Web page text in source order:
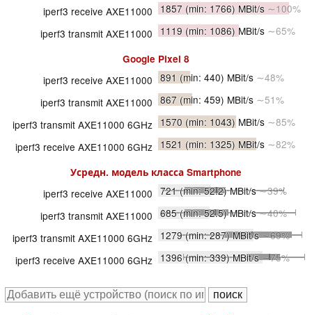
iperf3 receive AXE11000 1857 (min: 1766) MBit/s ∼100%
iperf3 transmit AXE11000
1119 (min: 1086) MBit/s ∼65%
Google Pixel 8
iperf3 receive AXE11000 891 (min: 440) MBit/s ∼48%
iperf3 transmit AXE11000 867 (min: 459) MBit/s ∼51%
iperf3 transmit AXE11000 6GHz
1570 (min: 1043) MBit/s ∼85%
iperf3 receive AXE11000 6GHz
1521 (min: 1325) MBit/s ∼82%
Усредн. модель класса Smartphone
iperf3 receive AXE11000 721(min: 52.2)MBit/s∼39%
iperf3 transmit AXE11000 685(min: 52.5)MBit/s∼40%
iperf3 transmit AXE11000 6GHz
1279(min: 287)MBit/s∼69%
iperf3 receive AXE11000 6GHz
1396(min: 339)MBit/s∼75%